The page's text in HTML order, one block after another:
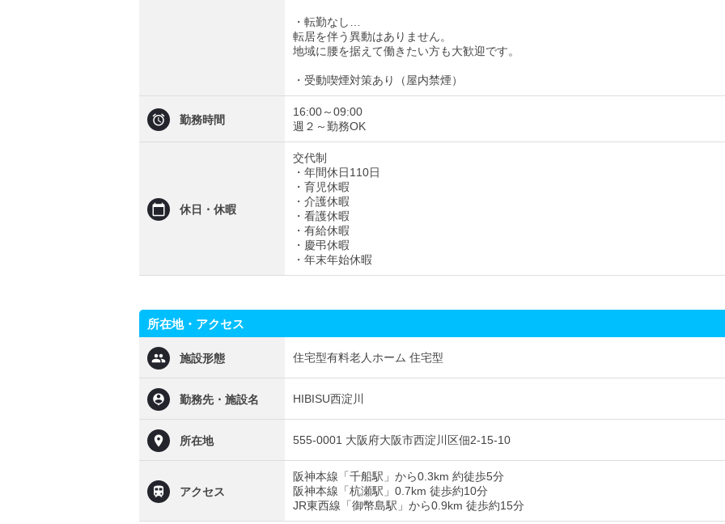
・転勤なし…
転居を伴う異動はありません。
地域に腰を据えて働きたい方も大歓迎です。
・受動喫煙対策あり（屋内禁煙）
勤務時間
16:00～09:00
週２～勤務OK
休日・休暇
交代制
・年間休日110日
・育児休暇
・介護休暇
・看護休暇
・有給休暇
・慶弔休暇
・年末年始休暇
所在地・アクセス
施設形態 住宅型有料老人ホーム 住宅型
勤務先・施設名 HIBISU西淀川
所在地 555-0001 大阪府大阪市西淀川区佃2-15-10
アクセス
阪神本線「千船駅」から0.3km 約徒歩5分
阪神本線「杭瀬駅」0.7km 徒歩約10分
JR東西線「御幣島駅」から0.9km 徒歩約15分